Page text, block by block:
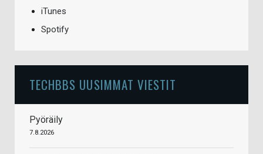
iTunes
Spotify
TECHBBS UUSIMMAT VIESTIT
Pyöräily
7.8.2026